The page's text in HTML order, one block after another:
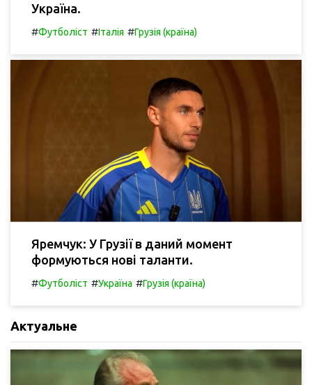
Україна.
#Футболіст #Італія #Грузія (країна)
Яремчук: У Грузії в даний момент
формуються нові таланти.
#Футболіст #Україна #Грузія (країна)
Актуальне